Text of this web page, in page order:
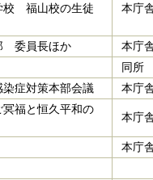
校 福山校の生徒
本庁
委員長ほか
本庁
同所
症対策本部会議 本庁
福と恒久平和の
本庁
本庁